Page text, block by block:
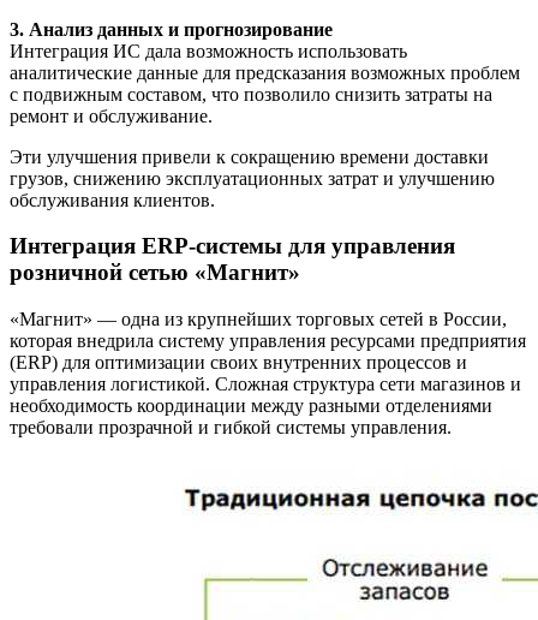
3. Анализ данных и прогнозирование
Интеграция ИС дала возможность использовать
аналитические данные для предсказания возможных проблем
с подвижным составом, что позволило снизить затраты на
ремонт и обслуживание.
Эти улучшения привели к сокращению времени доставки
грузов, снижению эксплуатационных затрат и улучшению
обслуживания клиентов.
Интеграция ERP-системы для управления
розничной сетью «Магнит»
«Магнит» — одна из крупнейших торговых сетей в России,
которая внедрила систему управления ресурсами предприятия
(ERP) для оптимизации своих внутренних процессов и
управления логистикой. Сложная структура сети магазинов и
необходимость координации между разными отделениями
требовали прозрачной и гибкой системы управления.